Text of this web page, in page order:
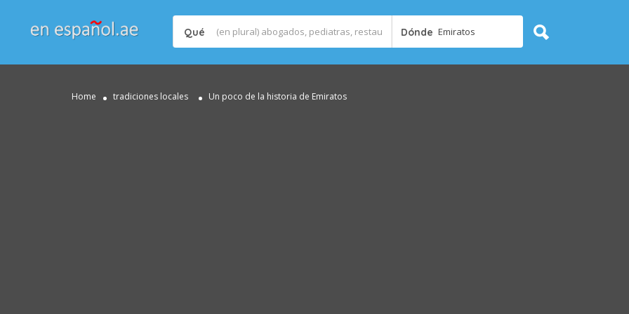
Qué Dónde Emiratos
Home tradiciones locales Un poco de la historia de Emiratos